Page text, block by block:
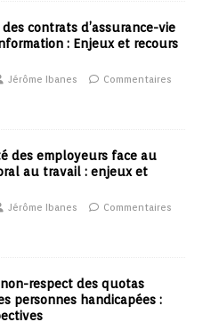
contrats d’assurance-vie
: Enjeux et recours
Jérôme Ibanes
Commentaires
des employeurs face au
au travail : enjeux et
Jérôme Ibanes
Commentaires
respect des quotas
personnes handicapées :